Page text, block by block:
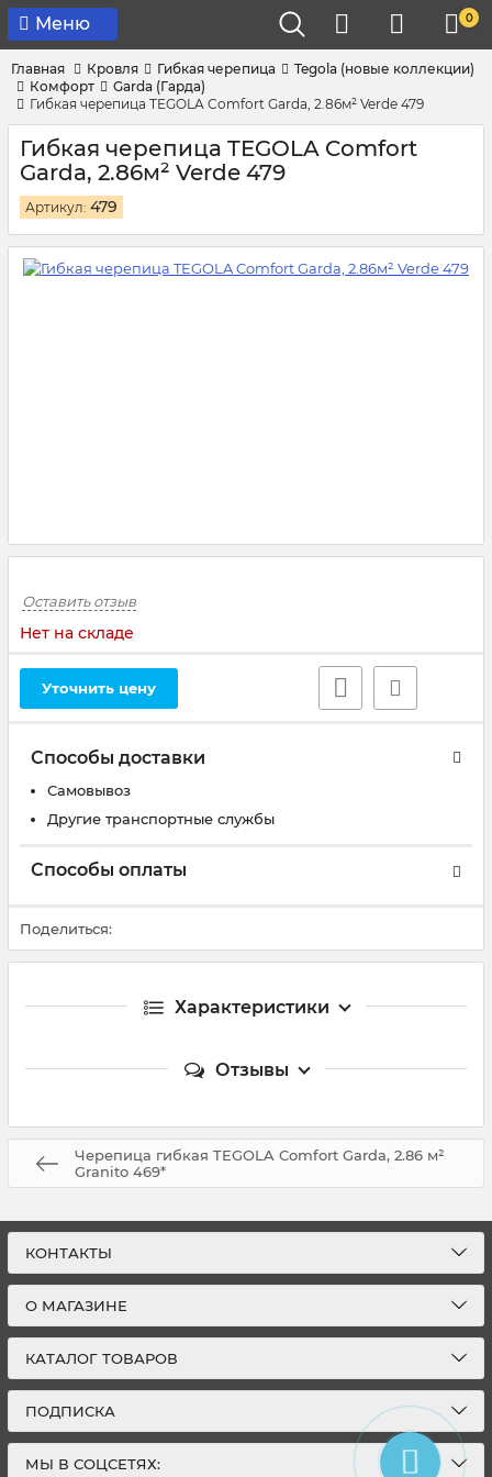
Меню 0
Главная Кровля Гибкая черепица
Tegola (новые коллекции)
Комфорт
Garda (Гарда)
Гибкая черепица TEGOLA Comfort Garda, 2.86м² Verde 479
Гибкая черепица TEGOLA Comfort
Garda, 2.86м² Verde 479
Артикул: 479
Оставить отзыв
Нет на складе
Уточнить цену
Способы доставки
Самовывоз
Другие транспортные службы
Способы оплаты
Поделиться:
Характеристики
Отзывы
Черепица гибкая TEGOLA Comfort Garda, 2.86 м²
Granito 469*
КОНТАКТЫ
О МАГАЗИНЕ
КАТАЛОГ ТОВАРОВ
ПОДПИСКА
МЫ В СОЦСЕТЯХ: